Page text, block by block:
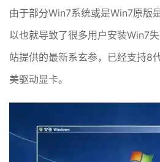
由于部分Win7系统或是Win7原版
以也就导致了很多用户安装Win7
站提供的最新系玄参，已经支持8
美驱动显卡。